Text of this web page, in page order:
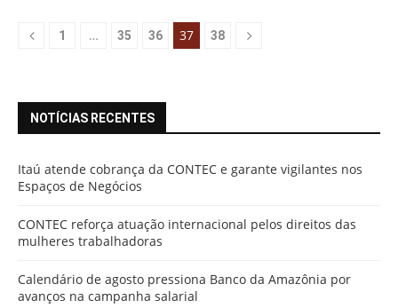
1 … 35 36 37 38
NOTÍCIAS RECENTES
Itaú atende cobrança da CONTEC e garante vigilantes nos
Espaços de Negócios
CONTEC reforça atuação internacional pelos direitos das
mulheres trabalhadoras
Calendário de agosto pressiona Banco da Amazônia por
avanços na campanha salarial